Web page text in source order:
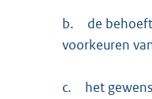
b.
de
voorkeuren
c.
het